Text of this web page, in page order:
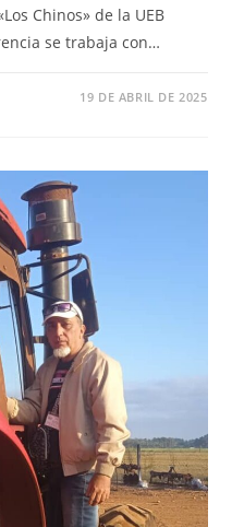
Chinos» de la UEB
se trabaja con…
19 DE ABRIL DE 2025